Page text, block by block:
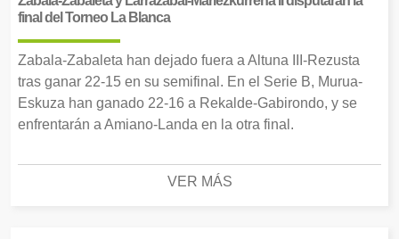
final del Torneo La Blanca
Zabala-Zabaleta han dejado fuera a Altuna III-Rezusta
tras ganar 22-15 en su semifinal. En el Serie B, Murua-
Eskuza han ganado 22-16 a Rekalde-Gabirondo, y se
enfrentarán a Amiano-Landa en la otra final.
VER MÁS